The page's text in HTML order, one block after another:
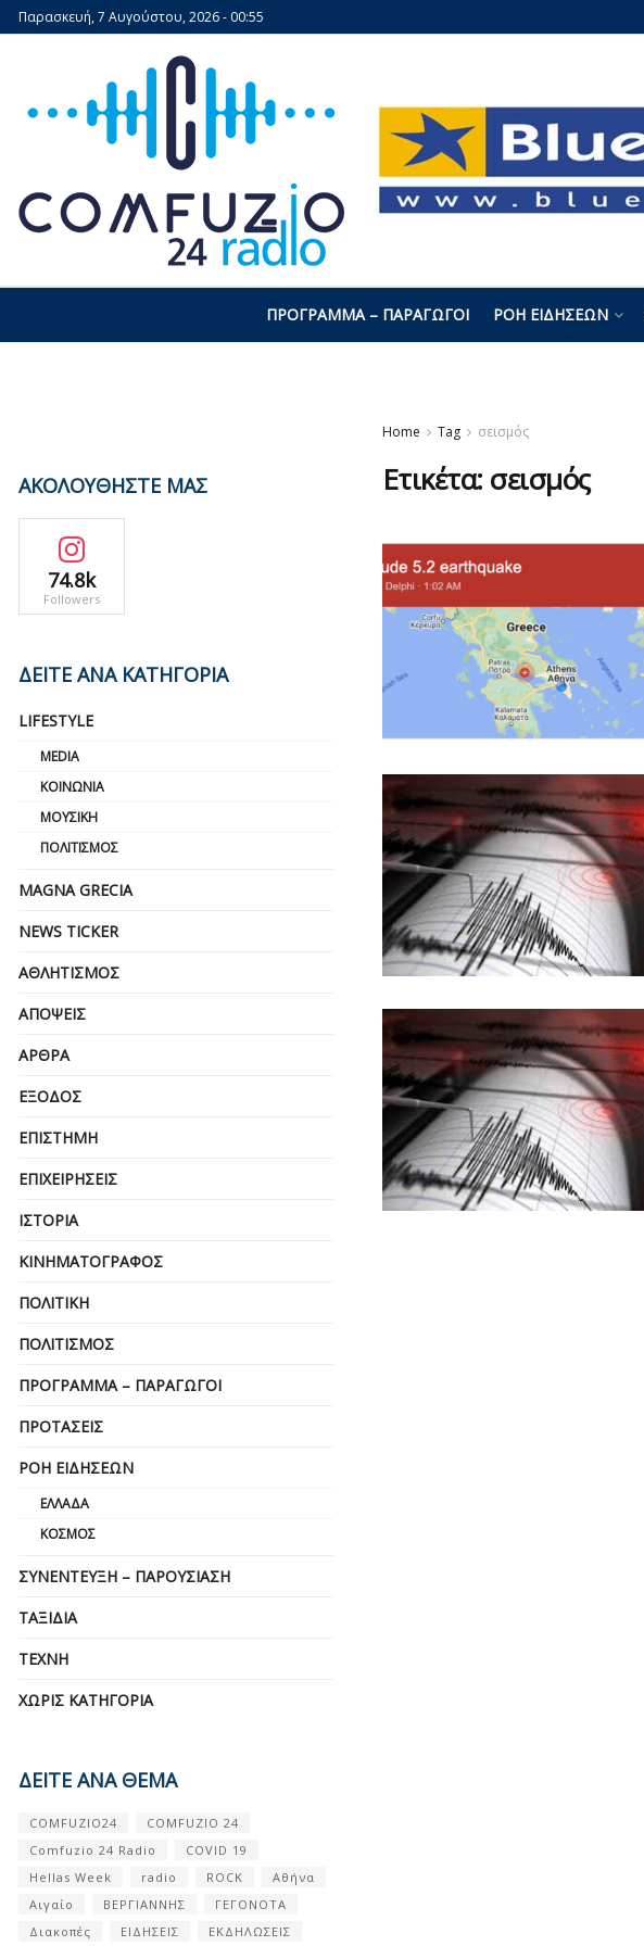
Παρασκευή, 7 Αυγούστου, 2026 - 00:55
ΠΡΌΓΡΑΜΜΑ – ΠΑΡΑΓΩΓΟΊ ΡΟΉ ΕΙΔΉΣΕΩΝ
Home Tag σεισμός
Ετικέτα: σεισμός
ΑΚΟΛΟΥΘΗΣΤΕ ΜΑΣ
74.8k
Followers
ΔΕΙΤΕ ΑΝΑ ΚΑΤΗΓΟΡΙΑ
LIFESTYLE
MEDIA
ΚΟΙΝΩΝΊΑ
ΜΟΥΣΙΚΉ
ΠΟΛΙΤΙΣΜΌΣ
MAGNA GRECIA
NEWS TICKER
ΑΘΛΗΤΙΣΜΌΣ
ΑΠΌΨΕΙΣ
ΆΡΘΡΑ
ΈΞΟΔΟΣ
ΕΠΙΣΤΉΜΗ
ΕΠΙΧΕΙΡΗΣΕΙΣ
ΙΣΤΟΡΊΑ
ΚΙΝΗΜΑΤΟΓΡΆΦΟΣ
ΠΟΛΙΤΙΚΉ
ΠΟΛΙΤΙΣΜΌΣ
ΠΡΌΓΡΑΜΜΑ – ΠΑΡΑΓΩΓΟΊ
ΠΡΟΤΆΣΕΙΣ
ΡΟΉ ΕΙΔΉΣΕΩΝ
ΕΛΛΆΔΑ
ΚΌΣΜΟΣ
ΣΥΝΈΝΤΕΥΞΗ – ΠΑΡΟΥΣΊΑΣΗ
ΤΑΞΊΔΙΑ
ΤΈΧΝΗ
ΧΩΡΊΣ ΚΑΤΗΓΟΡΊΑ
ΔΕΙΤΕ ΑΝΑ ΘΕΜΑ
COMFUZIO24
COMFUZIO 24
Comfuzio 24 Radio
COVID 19
Hellas Week
radio ROCK
Αθήνα
Αιγαίο
ΒΕΡΓΙΑΝΝΗΣ
ΓΕΓΟΝΟΤΑ
Διακοπές
ΕΙΔΗΣΕΙΣ
ΕΚΔΗΛΩΣΕΙΣ